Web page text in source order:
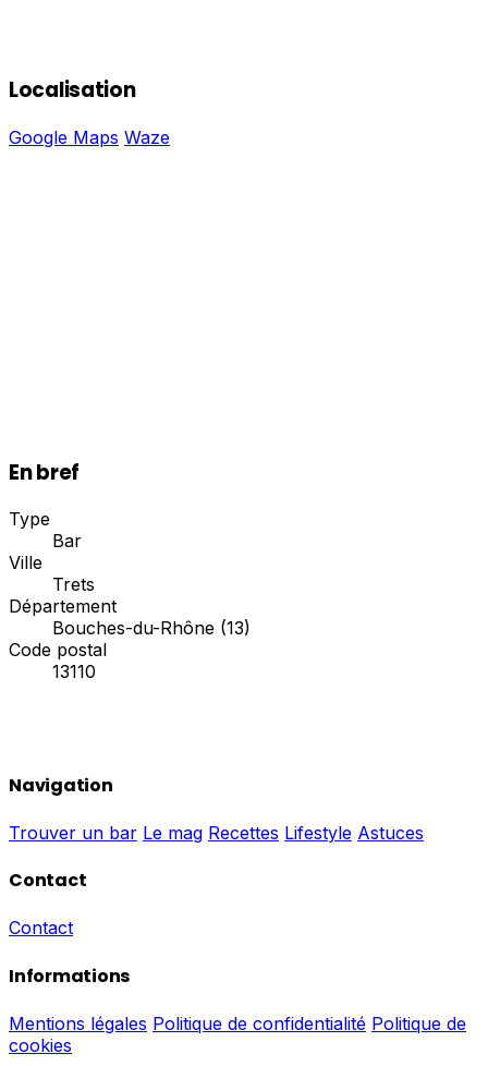
Localisation
Google Maps Waze
En bref
Type
Bar
Ville
Trets
Département
Bouches-du-Rhône (13)
Code postal
13110
Navigation
Trouver un bar Le mag Recettes Lifestyle Astuces
Contact
Contact
Informations
Mentions légales Politique de confidentialité Politique de
cookies